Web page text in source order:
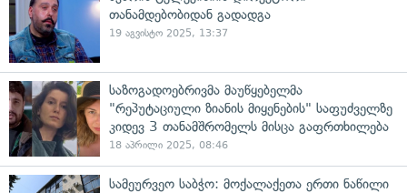
თანამდებობიდან გადადგა
19 აგვისტო 2025, 13:37
საზოგადოებრივმა მაუწყებელმა
"რეპუტაციული ზიანის მიყენების" საფუძველზე
კიდევ 3 თანამშრომელს მისცა გაფრთხილება
18 აპრილი 2025, 08:46
სამეურვეო საბჭო: მოქალაქეთა ერთი ნაწილი